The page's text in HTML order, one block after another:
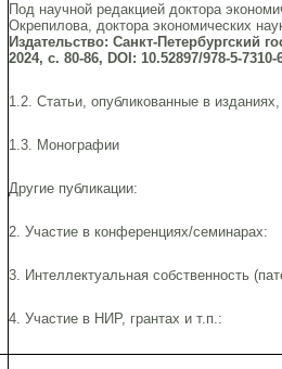
Под научной редакцией доктора
Окрепилова, доктора экономических
Издательство: Санкт-Петербургский
2024, с. 80-86, DOI: 10.52897/978-5-7310-
1.2. Статьи, опубликованные в
1.3. Монографии
Другие публикации:
2. Участие в конференциях/семинарах:
3. Интеллектуальная собственность
4. Участие в НИР, грантах и т.п.: